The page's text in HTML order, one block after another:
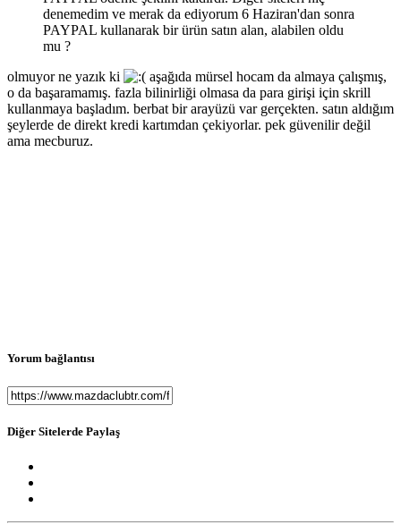
denemedim ve merak da ediyorum 6 Haziran'dan sonra
PAYPAL kullanarak bir ürün satın alan, alabilen oldu
mu ?
olmuyor ne yazık ki
aşağıda mürsel hocam da almaya çalışmış,
o da başaramamış. fazla bilinirliği olmasa da para girişi için skrill
kullanmaya başladım. berbat bir arayüzü var gerçekten. satın aldığım
şeylerde de direkt kredi kartımdan çekiyorlar. pek güvenilir değil
ama mecburuz.
Yorum bağlantısı
Diğer Sitelerde Paylaş